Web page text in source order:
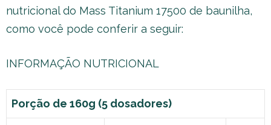
nutricional do Mass Titanium 17500 de baunilha,
como você pode conferir a seguir:
INFORMAÇÃO NUTRICIONAL
Porção de 160g (5 dosadores)